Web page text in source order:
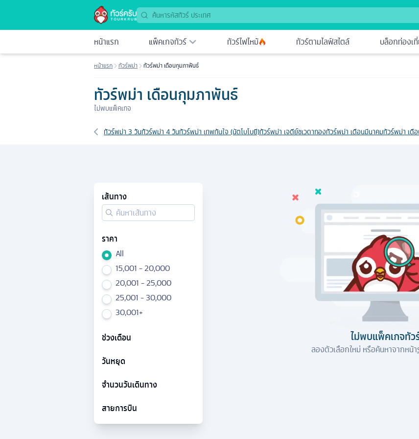
หน้าแรก แพ็คเกจทัวร์ ทัวร์ไฟไหม้ ทัวร์ตามไลฟ์สไตล์ บล็อกท่องเ
หน้าแรก ทัวร์พม่า ทัวร์พม่า เดือนกุมภาพันธ์
ทัวร์พม่า เดือนกุมภาพันธ์
ไม่พบแพ็คเกจ
เส้นทางที่เกี่ยวข้อง
ทัวร์พม่า 3 วันทัวร์พม่า 4 วันทัวร์พม่า เทพทันใจ (นัตโบโบยี)ทัวร์พม่า เจดีย์ชเวดากองทัวร์พม่า เดือนมีนาคมทัวร์พม่า เดื
เส้นทาง
ราคา
All
15,001 - 20,000
20,001 - 25,000
25,001 - 30,000
30,001+
ช่วงเดือน
วันหยุด
จำนวนวันเดินทาง
สายการบิน
ไม่พบแพ็คเกจทัว
ลองตัวเลือกใหม่ หรือค้นหาจากหน้า